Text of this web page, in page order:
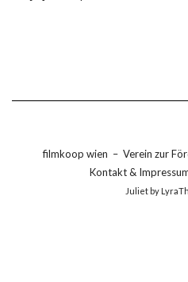
filmkoop wien – Verein zur
Kontakt &
Julietby